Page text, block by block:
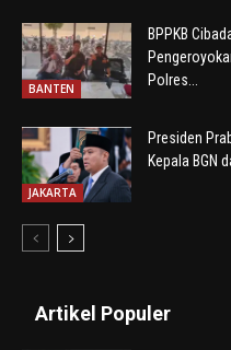
BANTEN
BPPKB
Polres...
JAKARTA
Presiden
Kepala BGN
Artikel Populer